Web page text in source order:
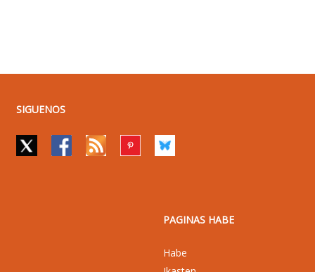
SIGUENOS
PAGINAS HABE
Habe